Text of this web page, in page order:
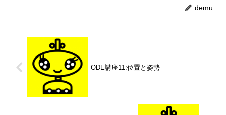
demu
ODE講座11:位置と姿勢